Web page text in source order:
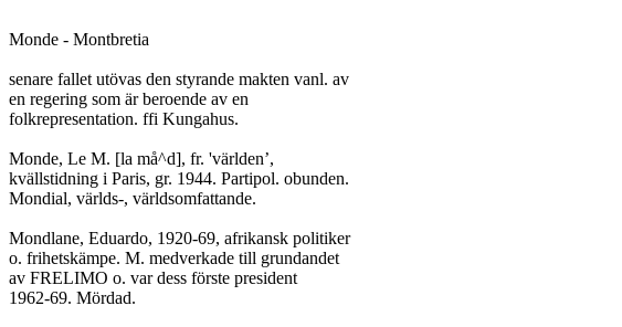
Monde - Montbretia
senare fallet utövas den styrande makten vanl. av
en regering som är beroende av en
folkrepresentation. ffi Kungahus.
Monde, Le M. [la må^d], fr. 'världen’,
kvällstidning i Paris, gr. 1944. Partipol. obunden.
Mondial, världs-, världsomfattande.
Mondlane, Eduardo, 1920-69, afrikansk politiker
o. frihetskämpe. M. medverkade till grundandet
av FRELIMO o. var dess förste president
1962-69. Mördad.